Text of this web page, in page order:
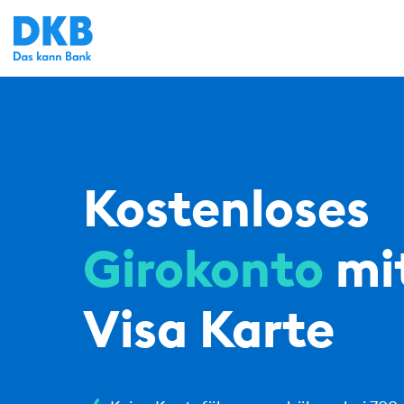
Kostenloses
Girokonto
Visa Karte